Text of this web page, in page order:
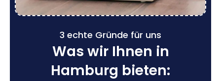
3 echte Gründe für uns
Was wir Ihnen in
Hamburg bieten: